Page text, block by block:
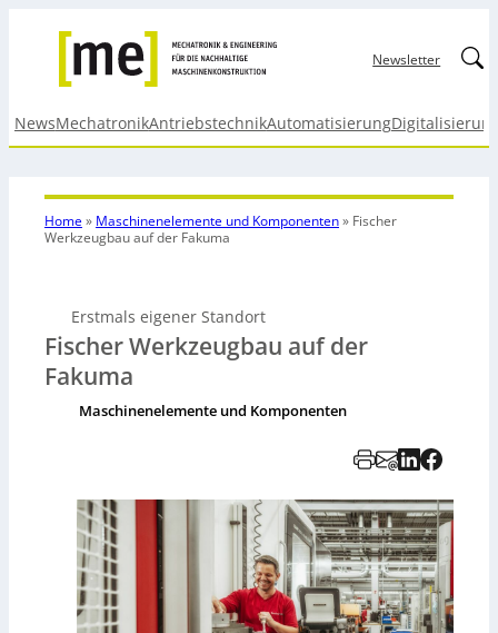
Newsletter
NewsMechatronikAntriebstechnikAutomatisierung
Home» Maschinenelemente und Komponenten» Fischer
Werkzeugbau auf der Fakuma
Erstmals eigener Standort
Fischer Werkzeugbau auf der
Fakuma
Maschinenelemente und Komponenten